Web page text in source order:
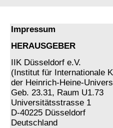
Impressum
HERAUSGEBER
IIK Düsseldorf e.V.
(Institut für Internationale
der Heinrich-Heine-
Geb. 23.31, Raum U1.73
Universitätsstrasse 1
D-40225 Düsseldorf
Deutschland